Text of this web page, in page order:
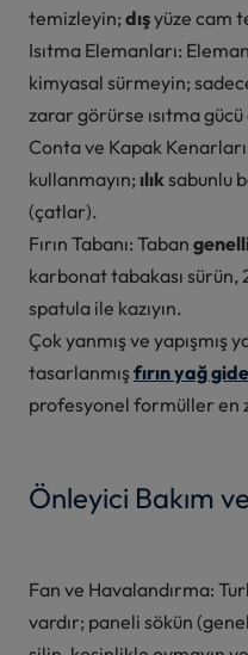
temizleyin; dışyüze cam
Isıtma Elemanları:
kimyasal sürmeyin;
zarar görürse ısıtma gücü
Conta ve Kapak
kullanmayın; ılık sabunlu
(çatlar).
Fırın Tabanı: Taban
karbonat tabakası
spatula ile kazıyın.
Çok yanmış ve yapışmış
tasarlanmış fırın yağ
profesyonel formüller en
Önleyici Bakım
Fan ve Havalandırma:
vardır; paneli sökün